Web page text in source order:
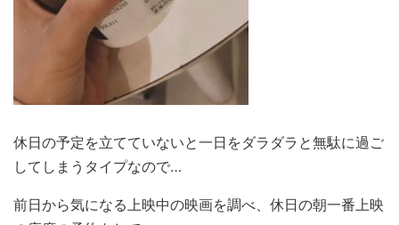
休日の予定を立てていないと一日をダラダラと無駄に過ご
してしまうタイプなので…
前日から気になる上映中の映画を調べ、休日の朝一番上映